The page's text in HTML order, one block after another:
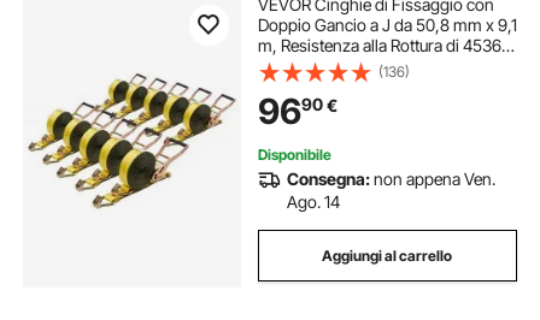
Doppio Gancio a J da 50,8 mm x 9,1
m, Resistenza alla Rottura di 4536
kg, Borsa per il Trasporto, per
Traslochi, Rimorchi, Motociclette,
Kayak, Tetto, Confezione da 10
(136)
9690€
Disponibile
Consegna:non appena Ven.
Ago. 14
Aggiungi al carrello